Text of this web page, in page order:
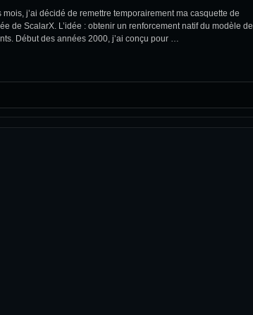
j’ai décidé de remettre temporairement ma casquette de
de ScalarX. L’idée : obtenir un renforcement natif du modèle de
Début des années 2000, j’ai conçu pour …